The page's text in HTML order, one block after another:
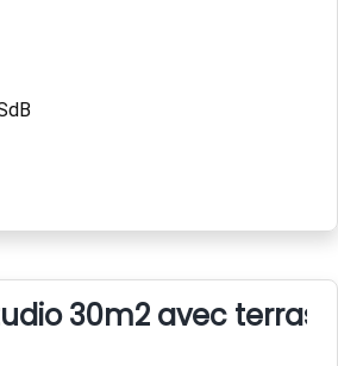
30m2 avec